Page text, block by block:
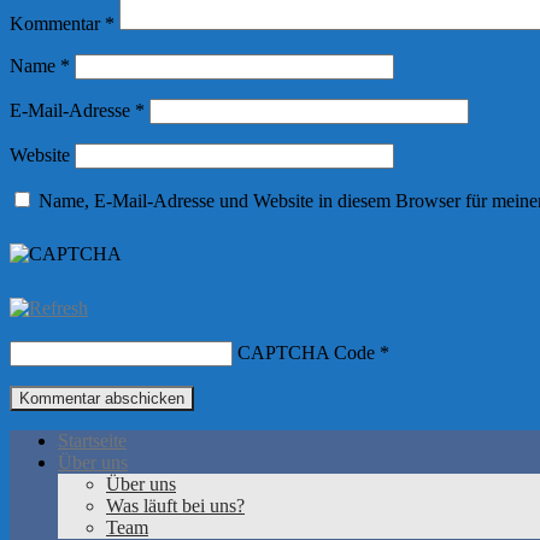
Kommentar *
Name *
E-Mail-Adresse *
Website
Name, E-Mail-Adresse und Website in diesem Browser für
CAPTCHA Code *
Startseite
Über uns
Über uns
Was läuft bei uns?
Team